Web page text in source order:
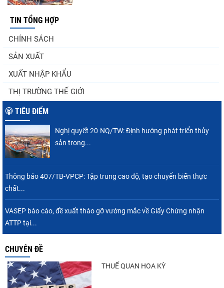
Thuế Mục 301 và bài toán thích ứng của
tôm Việt tại thị...
Nguồn cung giảm, giá cá rô phi Trung Quốc
TIN TỔNG HỢP
CHÍNH SÁCH
SẢN XUẤT
XUẤT NHẬP KHẨU
THỊ TRƯỜNG THẾ GIỚI
TIÊU ĐIỂM
Nghị quyết 20-NQ/TW: Định hướng phát triển thủy
sản trong...
Thông báo 407/TB-VPCP: Tập trung cao độ, tạo chuyển biến thực
chất...
VASEP báo cáo, đề xuất tháo gỡ vướng mắc về Giấy Chứng nhận
ATTP tại...
CHUYÊN ĐỀ
THUẾ QUAN HOA KỲ